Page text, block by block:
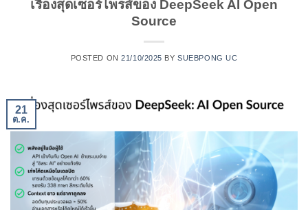
เรื่องสุดเซอร์ไพรส์ของ DeepSeek AI Open
Source
POSTED ON21/10/2025 BYSUEBPONG UC
21
ต.ค.